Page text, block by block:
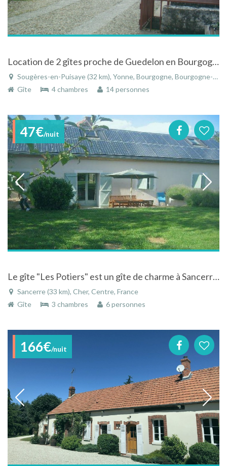
Location de 2 gîtes proche de Guedelon en Bourgogne
Sougères-en-Puisaye (32 km), Yonne, Bourgogne, Bourgogne-Franche-Comté, France
Gîte
4 chambres 14 personnes
47€/nuit
Le gîte "Les Potiers" est un gîte de charme à Sancerre, classé 3 épis gîtes de France
Sancerre (33 km), Cher, Centre, France
Gîte
3 chambres 6 personnes
166€/nuit